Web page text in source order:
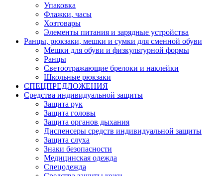
Упаковка
Флажки, часы
Хозтовары
Элементы питания и зарядные устройства
Ранцы, рюкзаки, мешки и сумки для сменной обуви
Мешки для обуви и физкультурной формы
Ранцы
Светоотражающие брелоки и наклейки
Школьные рюкзаки
СПЕЦПРЕДЛОЖЕНИЯ
Средства индивидуальной защиты
Защита рук
Защита головы
Защита органов дыхания
Диспенсеры средств индивидуальной защиты
Защита слуха
Знаки безопасности
Медицинская одежда
Спецодежда